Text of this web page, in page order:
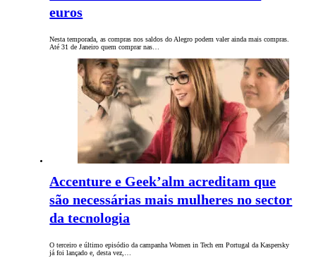
euros
Nesta temporada, as compras nos saldos do Alegro podem valer ainda mais compras.
Até 31 de Janeiro quem comprar nas…
Accenture e Geek’alm acreditam que
são necessárias mais mulheres no sector
da tecnologia
O terceiro e último episódio da campanha Women in Tech em Portugal da Kaspersky
já foi lançado e, desta vez,…